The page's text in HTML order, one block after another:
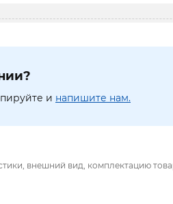
и напишите нам.
внешний вид, комплектацию